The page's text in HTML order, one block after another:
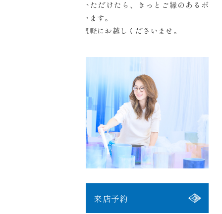
Ciel Echoにお越しいただけたら、きっとご縁のあるボ
ウルに出会えると思います。
ご来店予約の上、お気軽にお越しくださいませ。
来店予約